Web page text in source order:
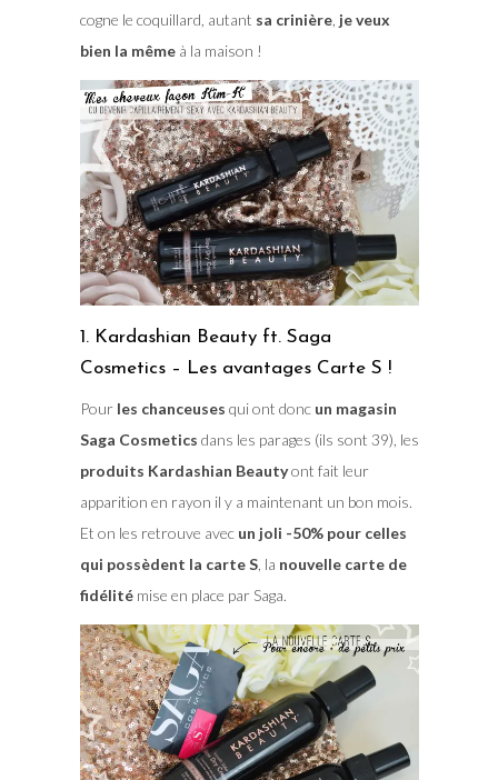
cogne le coquillard, autant sa crinière, je veux
bien la mêmeà la maison !
1. Kardashian Beauty ft. Saga
Cosmetics – Les avantages Carte S !
Pour les chanceuses qui ont donc un magasin
Saga Cosmetics dans les parages (ils sont 39), les
produits Kardashian Beautyont fait leur
apparition en rayon il y a maintenant un bon mois.
Et on les retrouve avec un joli -50% pour celles
qui possèdent la carte S, la nouvelle carte de
fidélitémise en place par Saga.